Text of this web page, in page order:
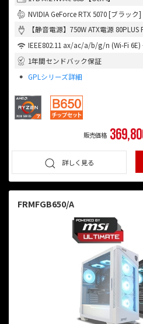
NVIDIA GeForce RTX 5070 [ブラック]
【静音電源】750W ATX電源
IEEE802.11 ax/ac/a/b/g/n (Wi-Fi
1年間センドバック保証
GPLシリーズ詳細
販売価格
詳しく見る
FRMFGB650/A